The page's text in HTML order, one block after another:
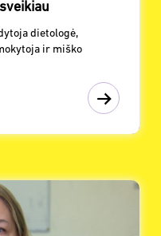
dietologė,
ir miško